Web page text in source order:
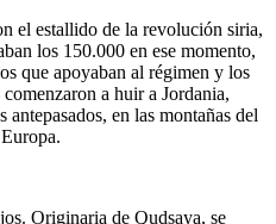
el estallido de la revolución siria,
los 150.000 en ese momento,
que apoyaban al régimen y los
a huir a Jordania,
en las montañas del
Originaria de Qudsaya, se